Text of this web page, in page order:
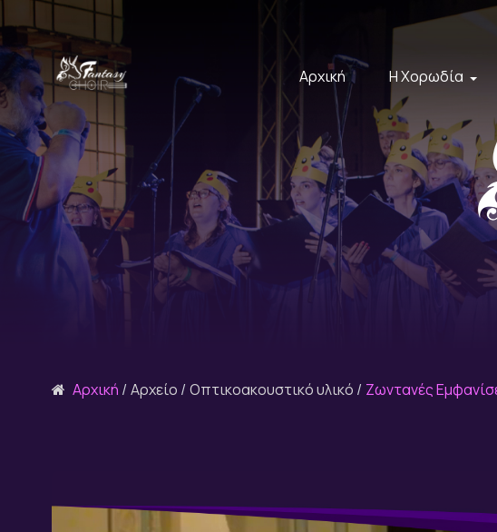
Αρχική Η Χορωδία
Αρχική Αρχείο Οπτικοακουστικό υλικό Ζωντανές